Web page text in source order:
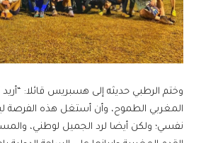
وختم الرطبي حديثه إلى هسبريس قائلا: “أريد
المغربي الطموح، وأن أستغل هذه الفرصة
نفسي؛ ولكن أيضا لرد الجميل لوطني،